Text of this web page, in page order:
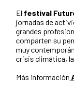
El festival
jornadas de
grandes
comparten su
muy
crisis climática,
Más información